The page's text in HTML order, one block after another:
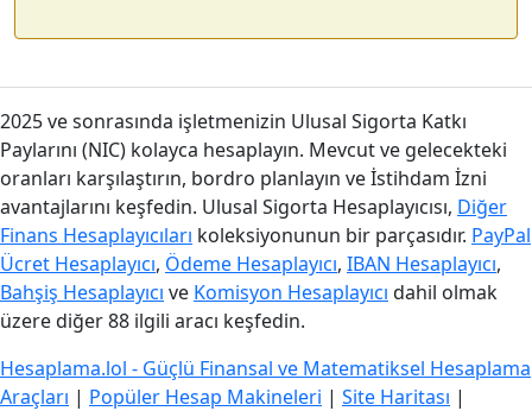
2025 ve sonrasında işletmenizin Ulusal Sigorta Katkı
Paylarını (NIC) kolayca hesaplayın. Mevcut ve gelecekteki
oranları karşılaştırın, bordro planlayın ve İstihdam İzni
avantajlarını keşfedin. Ulusal Sigorta Hesaplayıcısı, Diğer
Finans Hesaplayıcıları koleksiyonunun bir parçasıdır. PayPal
Ücret Hesaplayıcı, Ödeme Hesaplayıcı, IBAN Hesaplayıcı,
Bahşiş Hesaplayıcı ve Komisyon Hesaplayıcı dahil olmak
üzere diğer 88 ilgili aracı keşfedin.
Hesaplama.lol - Güçlü Finansal ve Matematiksel Hesaplama
Araçları | Popüler Hesap Makineleri | Site Haritası |